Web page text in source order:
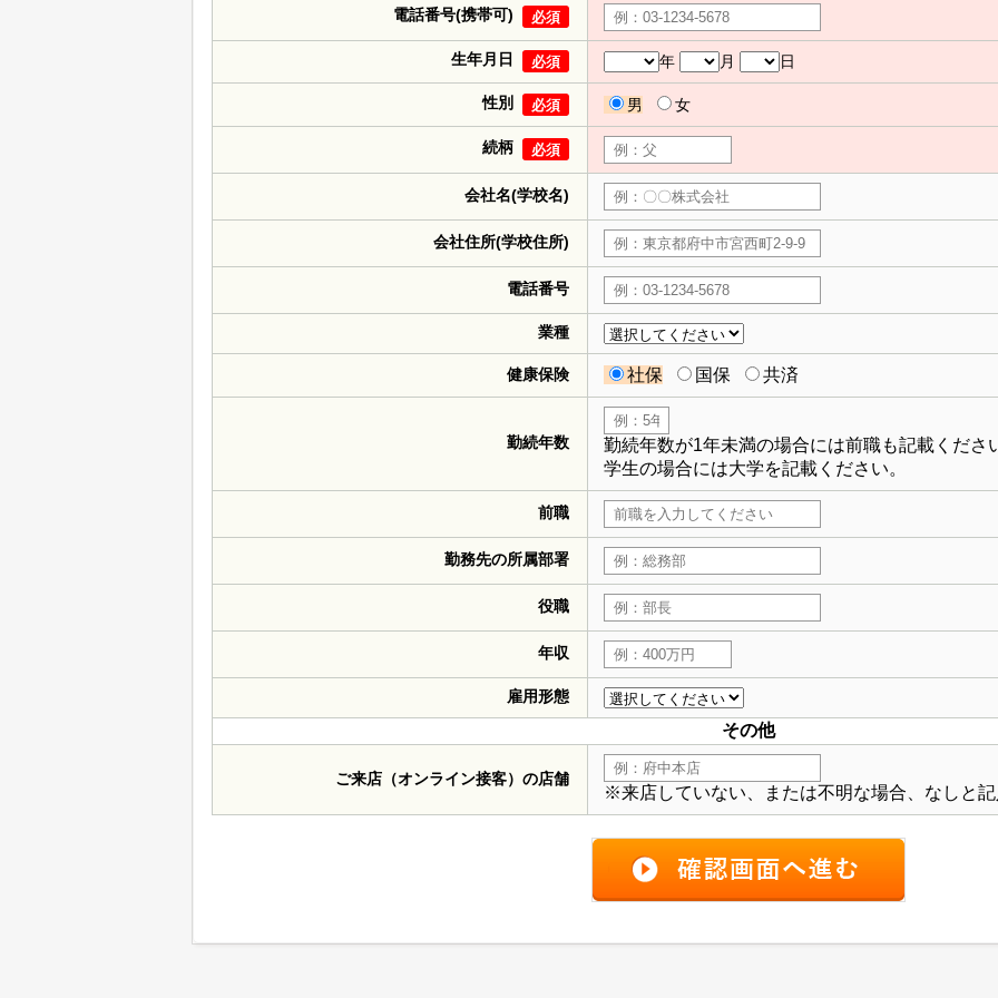
電話番号(携帯可) 必須
生年月日 必須 年 月 日
性別 必須 男 女
続柄 必須
会社名(学校名)
会社住所(学校住所)
電話番号
業種
健康保険 社保 国保 共済
勤続年数
勤続年数が1年未満の場合には前職も記載くださ
学生の場合には大学を記載ください。
前職
勤務先の所属部署
役職
年収
雇用形態
その他
ご来店（オンライン接客）の店舗
※来店していない、または不明な場合、なしと